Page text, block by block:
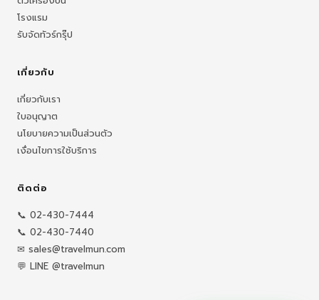
โรงแรม
รับจัดทัวร์กรุ๊ป
เกี่ยวกับ
เกี่ยวกับเรา
ใบอนุญาต
นโยบายความเป็นส่วนตัว
เงื่อนไขการใช้บริการ
ติดต่อ
📞 02-430-7444
📞 02-430-7440
✉ sales@travelmun.com
💬 LINE @travelmun